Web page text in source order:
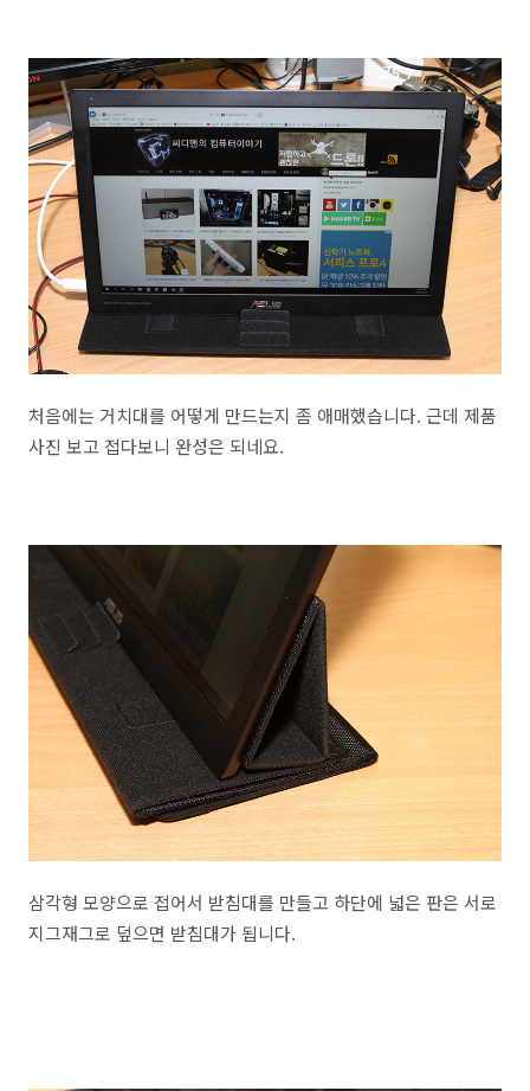
처음에는 거치대를 어떻게 만드는지 좀 애매했습니다. 근데 제품
사진 보고 접다보니 완성은 되네요.
삼각형 모양으로 접어서 받침대를 만들고 하단에 넓은 판은 서로
지그재그로 덮으면 받침대가 됩니다.